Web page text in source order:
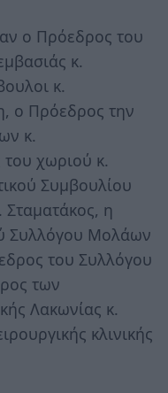
ο Πρόεδρος του
κ.
κ.
ο Πρόεδρος την
κ.
χωριού κ.
Συμβουλίου
η
Συλλόγου Μολάων
του Συλλόγου
των
Λακωνίας κ.
κλινικής